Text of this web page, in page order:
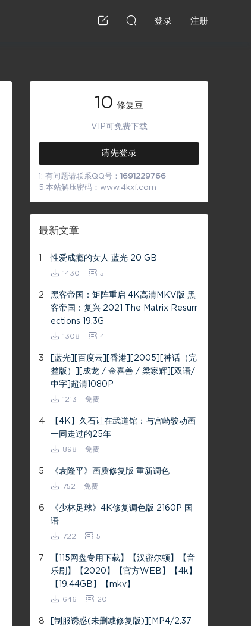
登录 注册
10 修复豆
VIP可免费下载
请先登录
1: 有问题请联系QQ号： 1691229766
5:本站解压密码：www.4kxf.com
最新文章
1 性爱成瘾的女人 蓝光 20 GB
1430 5
2
黑客帝国：矩阵重启 4K高清MKV版 黑
客帝国：复兴 2021 The Matrix Resurr
ections 19.3G
1308 4
3
[蓝光][百度云][香港][2005][神话（完
整版）][成龙 / 金喜善 / 梁家辉][双语/
中字]超清1080P
1213 免费
4
【4K】久石让在武道馆：与宫崎骏动画
一同走过的25年
898 免费
5 《袁隆平》画质修复版 重新调色
752 免费
6
《少林足球》4K修复调色版 2160P 国
语
722 5
7
【115网盘专用下载】【汉密尔顿】【音
乐剧】【2020】【官方WEB】【4k】
【19.44GB】【mkv】
646 20
8
[制服诱惑(未删减修复版)][MP4/2.37